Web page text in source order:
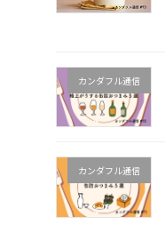
カンダフル通信
カンダフル通信